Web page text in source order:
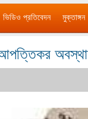
ভিডিও প্রতিবেদন মুক্তাঙ্গন